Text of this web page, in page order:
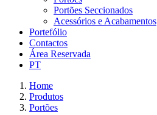
Portões Seccionados
Acessórios e Acabamentos
Portefólio
Contactos
Área Reservada
PT
Home
Produtos
Portões